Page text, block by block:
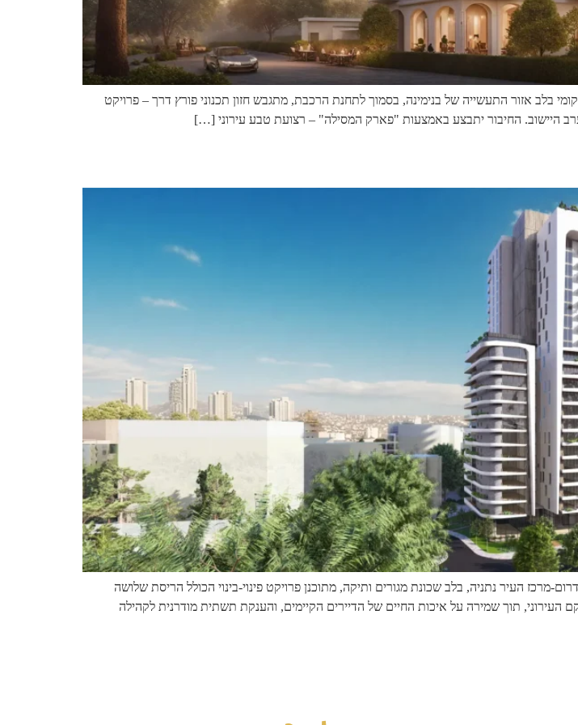
בלב אזור התעשייה של בנימינה, בסמוך לתחנת הרכבת, מתגבש חזון תכנוני פורץ דרך – פרויקט
היישוב. החיבור יתבצע באמצעות "פארק המסילה" – רצועת טבע עירוני […]
מרכז העיר נתניה, בלב שכונת מגורים ותיקה, מתוכנן פרויקט פינוי-בינוי הכולל הריסת שלושה
את המרקם העירוני, תוך שמירה על איכות החיים של הדיירים הקיימים, והענקת תשתית מודרנית לקהילה